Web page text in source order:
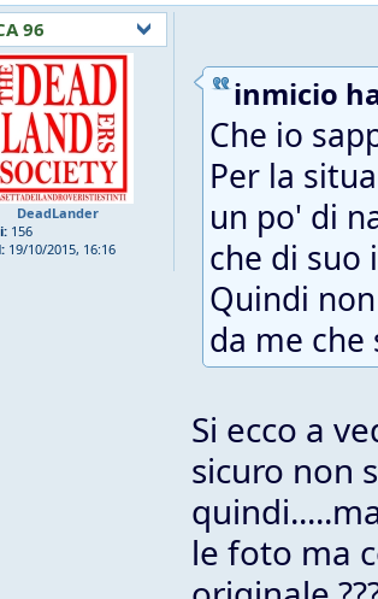
96
DeadLander
156
19/10/2015, 16:16
inmicio
Che io
Per la
un po' di
che di suo
Quindi
da me
Si ecco a
sicuro non
le foto ma